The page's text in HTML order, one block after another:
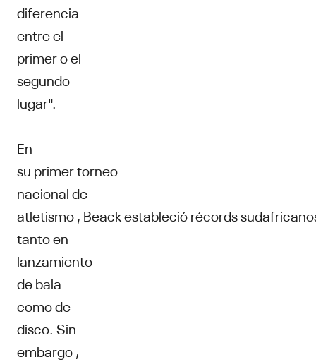
diferencia
entre el
primer o el
segundo
lugar".
En
su primer torneo
nacional de
atletismo , Beack estableció récords
tanto en
lanzamiento
de bala
como de
disco. Sin
embargo ,